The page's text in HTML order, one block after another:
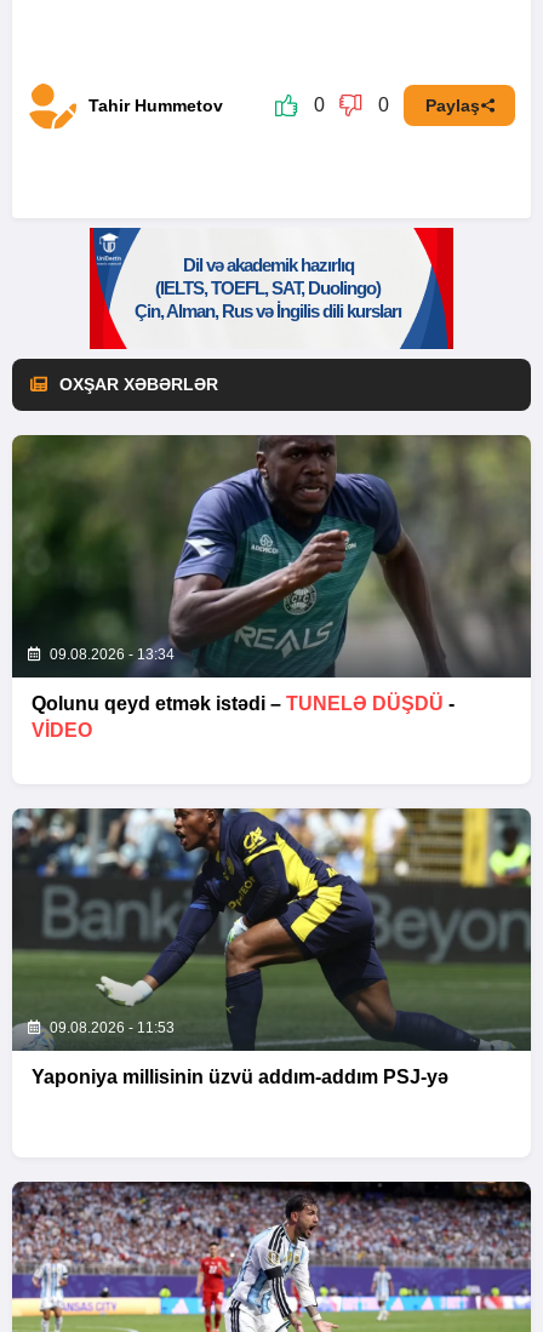
Tahir Hummetov 0 0 Paylaş
OXŞAR XƏBƏRLƏR
09.08.2026 - 13:34
Qolunu qeyd etmək istədi – TUNELƏ DÜŞDÜ -
VİDEO
09.08.2026 - 11:53
Yaponiya millisinin üzvü addım-addım PSJ-yə